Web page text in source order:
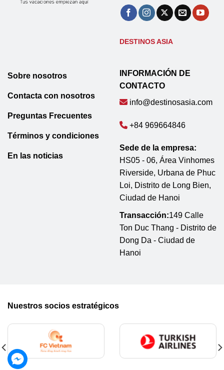
DESTINOS ASIA
Sobre nosotros
Contacta con nosotros
Preguntas Frecuentes
Términos y condiciones
En las noticias
INFORMACIÓN DE
CONTACTO
info@destinosasia.com
+84 969664846
Sede de la empresa:
HS05 - 06, Área Vinhomes
Riverside, Urbana de Phuc
Loi, Distrito de Long Bien,
Ciudad de Hanoi
Transacción:149 Calle
Ton Duc Thang - Distrito de
Dong Da - Ciudad de
Hanoi
Nuestros socios estratégicos